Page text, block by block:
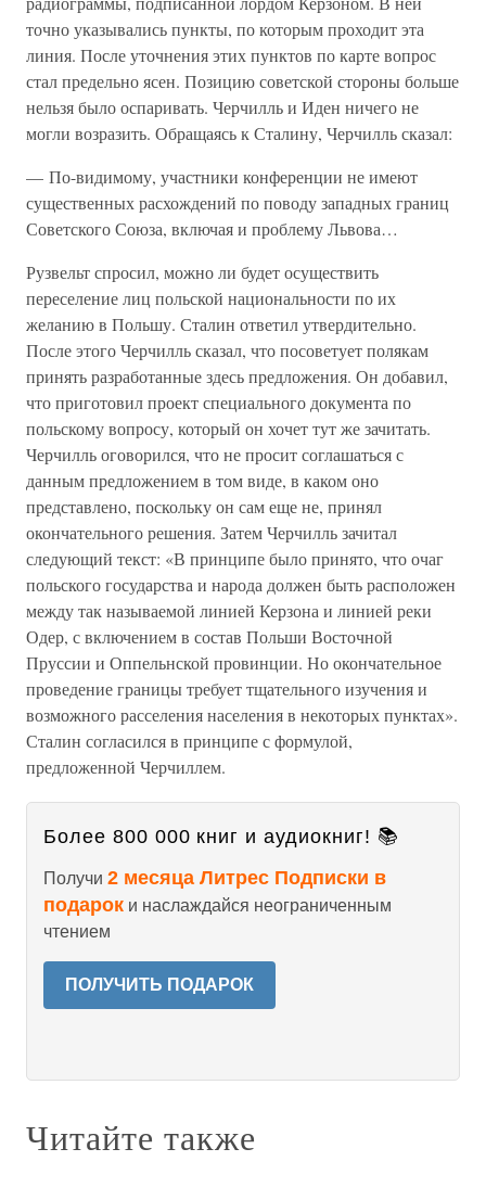
точно указывались пункты, по которым проходит эта
линия. После уточнения этих пунктов по карте вопрос
стал предельно ясен. Позицию советской стороны больше
нельзя было оспаривать. Черчилль и Иден ничего не
могли возразить. Обращаясь к Сталину, Черчилль сказал:
— По-видимому, участники конференции не имеют
существенных расхождений по поводу западных границ
Советского Союза, включая и проблему Львова…
Рузвельт спросил, можно ли будет осуществить
переселение лиц польской национальности по их
желанию в Польшу. Сталин ответил утвердительно.
После этого Черчилль сказал, что посоветует полякам
принять разработанные здесь предложения. Он добавил,
что приготовил проект специального документа по
польскому вопросу, который он хочет тут же зачитать.
Черчилль оговорился, что не просит соглашаться с
данным предложением в том виде, в каком оно
представлено, поскольку он сам еще не, принял
окончательного решения. Затем Черчилль зачитал
следующий текст: «В принципе было принято, что очаг
польского государства и народа должен быть расположен
между так называемой линией Керзона и линией реки
Одер, с включением в состав Польши Восточной
Пруссии и Оппельнской провинции. Но окончательное
проведение границы требует тщательного изучения и
возможного расселения населения в некоторых пунктах».
Сталин согласился в принципе с формулой,
предложенной Черчиллем.
Более 800 000 книг и аудиокниг! 📚
Получи 2 месяца Литрес Подписки в
подарок и наслаждайся неограниченным
чтением
ПОЛУЧИТЬ ПОДАРОК
Читайте также